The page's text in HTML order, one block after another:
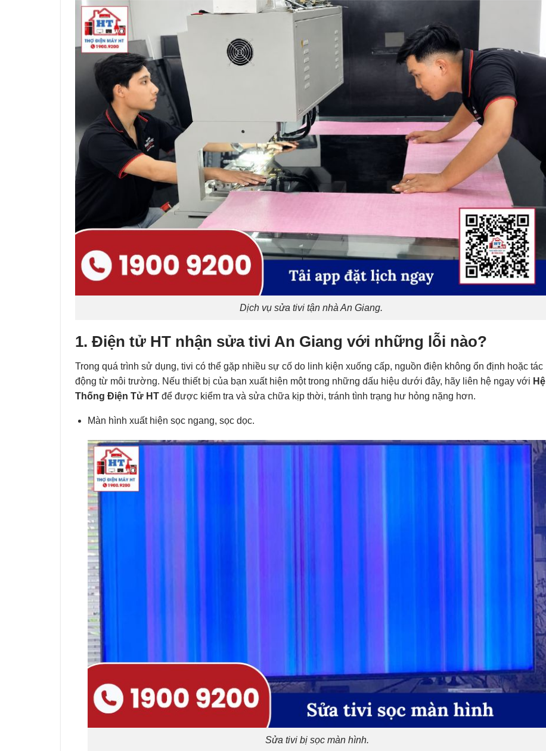
Dịch vụ sửa tivi tận nhà An Giang.
1. Điện tử HT nhận sửa tivi An Giang với những lỗi nào?
Trong quá trình sử dụng, tivi có thể gặp nhiều sự cố do linh kiện xuống cấp, nguồn điện không ổn định hoặc tác
động từ môi trường. Nếu thiết bị của bạn xuất hiện một trong những dấu hiệu dưới đây, hãy liên hệ ngay với Hệ
Thống Điện Tử HT để được kiểm tra và sửa chữa kịp thời, tránh tình trạng hư hỏng nặng hơn.
Màn hình xuất hiện sọc ngang, sọc dọc.
Sửa tivi bị sọc màn hình.